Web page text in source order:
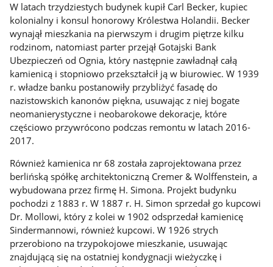
W latach trzydziestych budynek kupił Carl Becker, kupiec
kolonialny i konsul honorowy Królestwa Holandii. Becker
wynajął mieszkania na pierwszym i drugim piętrze kilku
rodzinom, natomiast parter przejął Gotajski Bank
Ubezpieczeń od Ognia, który następnie zawładnął całą
kamienicą i stopniowo przekształcił ją w biurowiec. W 1939
r. władze banku postanowiły przybliżyć fasadę do
nazistowskich kanonów piękna, usuwając z niej bogate
neomanierystyczne i neobarokowe dekoracje, które
częściowo przywrócono podczas remontu w latach 2016-
2017.
Również kamienica nr 68 została zaprojektowana przez
berlińską spółkę architektoniczną Cremer & Wolffenstein, a
wybudowana przez firmę H. Simona. Projekt budynku
pochodzi z 1883 r. W 1887 r. H. Simon sprzedał go kupcowi
Dr. Mollowi, który z kolei w 1902 odsprzedał kamienicę
Sindermannowi, również kupcowi. W 1926 strych
przerobiono na trzypokojowe mieszkanie, usuwając
znajdującą się na ostatniej kondygnacji wieżyczkę i